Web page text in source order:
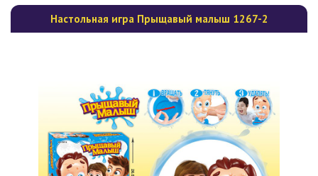
Настольная игра Прыщавый малыш 1267-2